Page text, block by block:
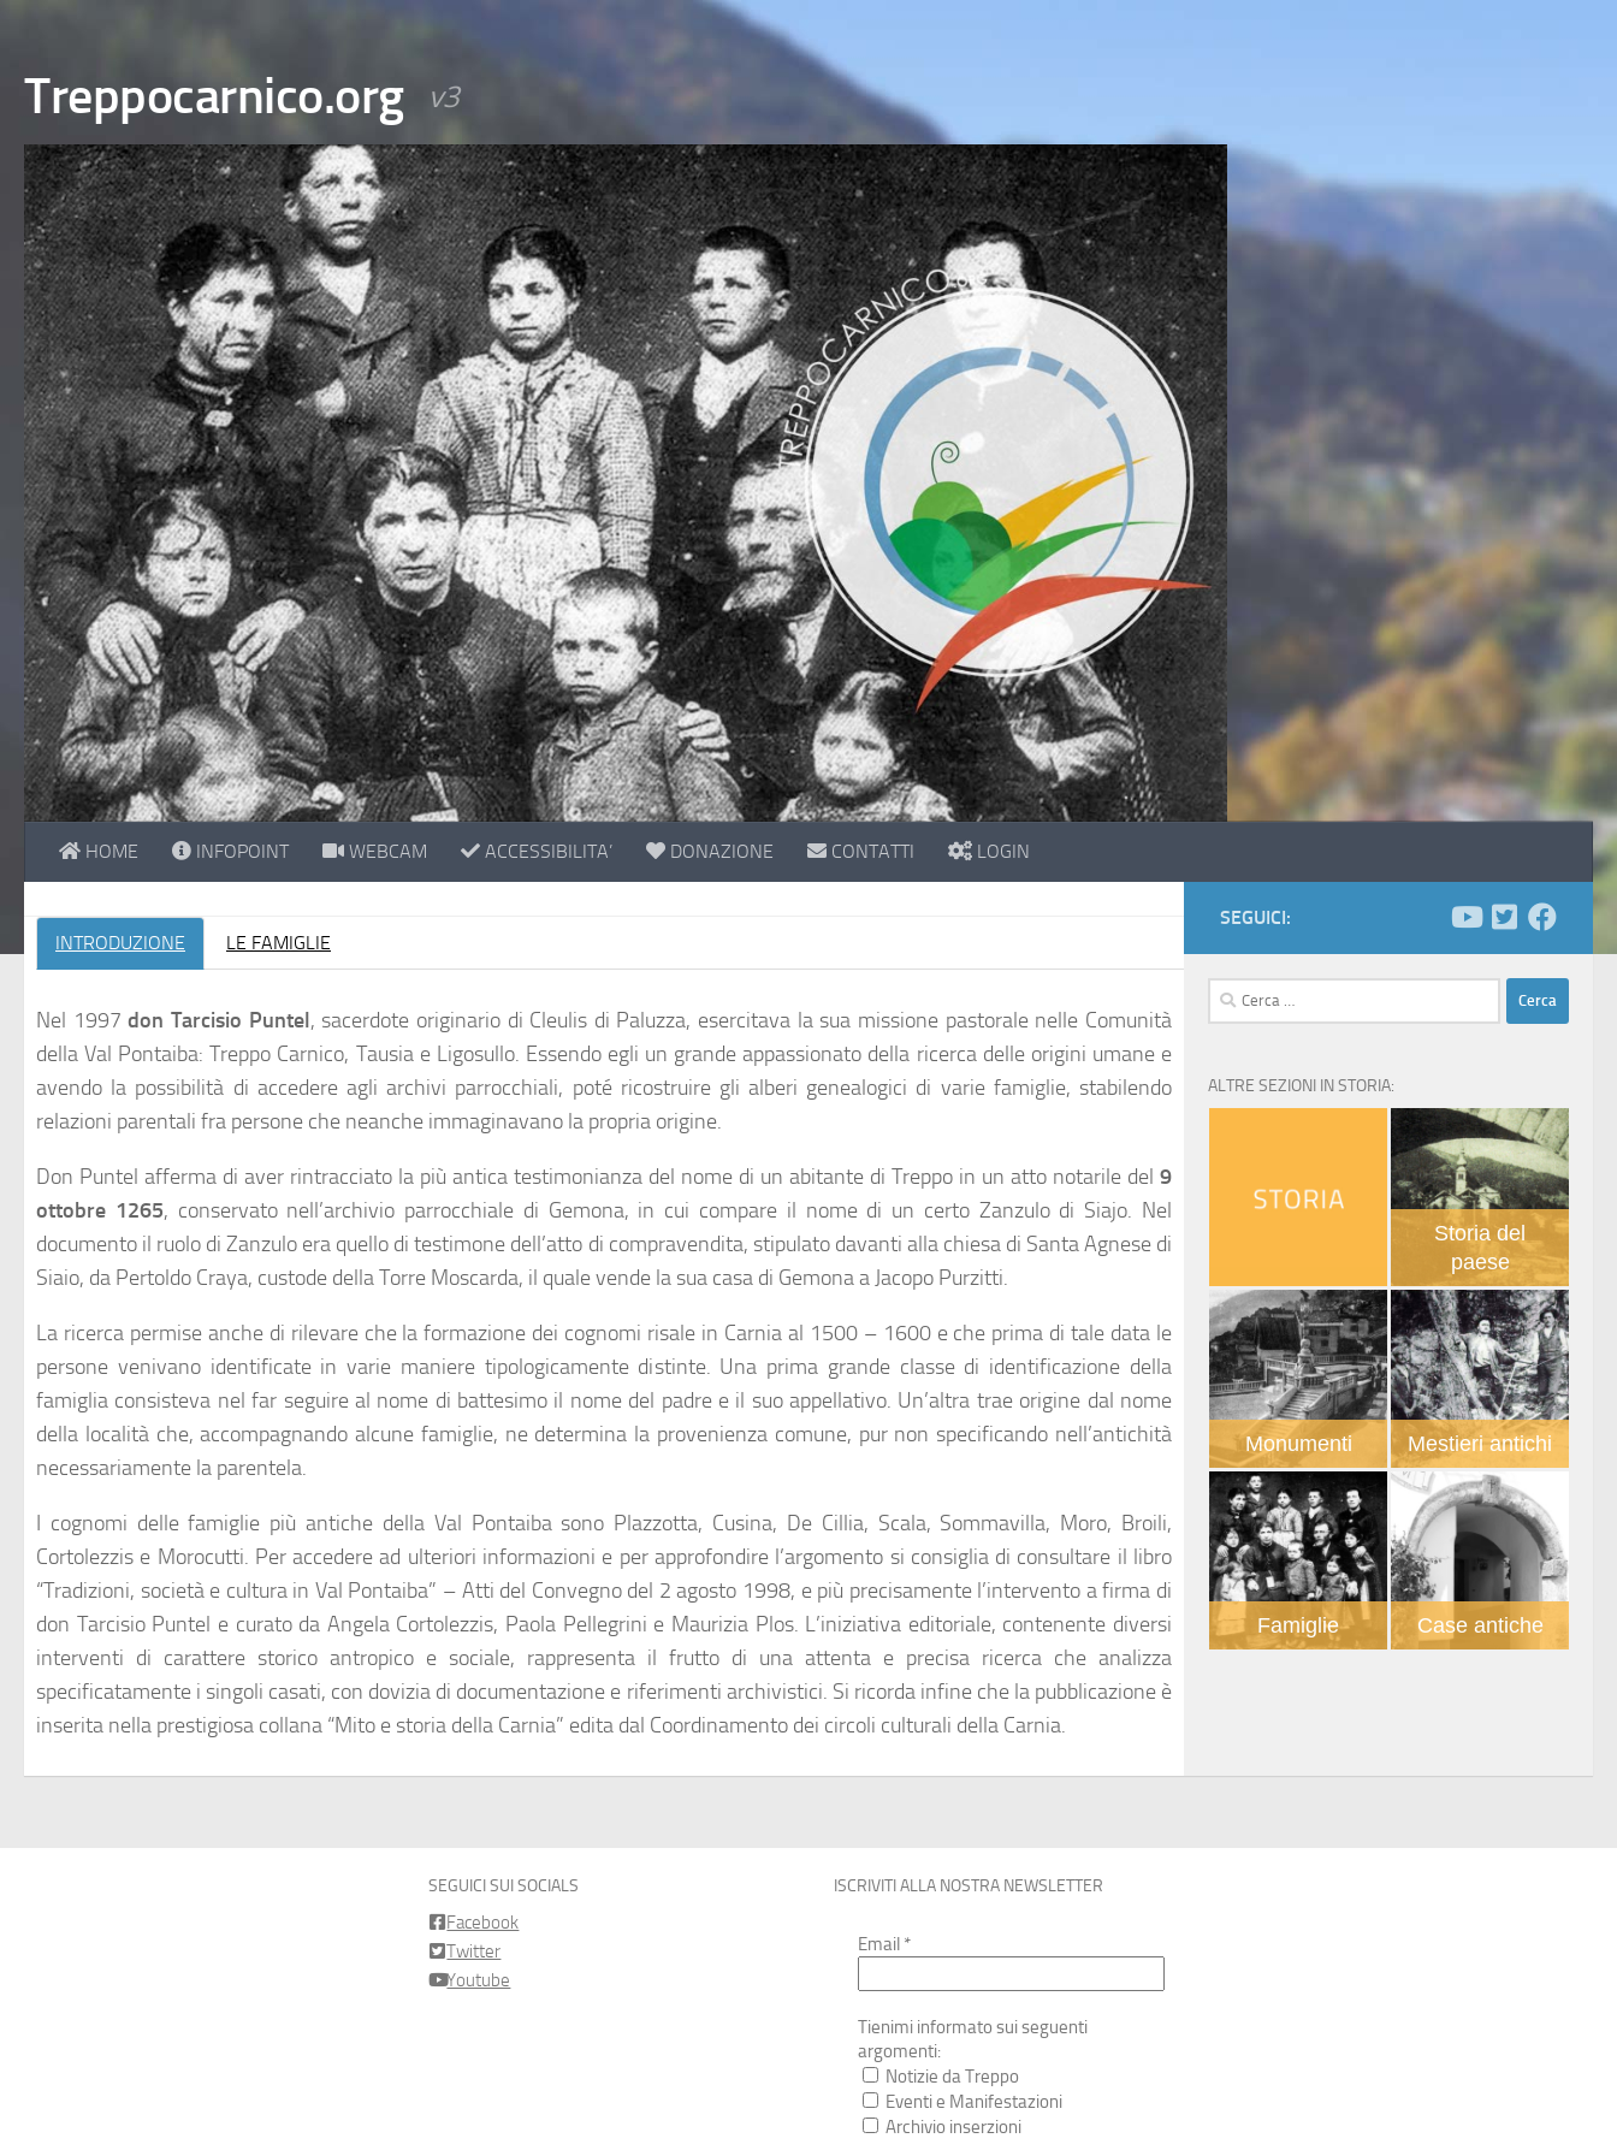
Treppocarnico.org v3
HOME INFOPOINT WEBCAM ACCESSIBILITA’ DONAZIONE CONTATTI LOGIN
INTRODUZIONE LE FAMIGLIE
Nel 1997don Tarcisio Puntel, sacerdote originario di Cleulis di Paluzza, esercitava la sua missione pastorale nelle Comunità
della Val Pontaiba: Treppo Carnico, Tausia e Ligosullo. Essendo egli un grande appassionato della ricerca delle origini umane e
avendo la possibilità di accedere agli archivi parrocchiali, poté ricostruire gli alberi genealogici di varie famiglie, stabilendo
relazioni parentali fra persone che neanche immaginavano la propria origine.
Don Puntel afferma di aver rintracciato la più antica testimonianza del nome di un abitante di Treppo in un atto notarile del 9
ottobre 1265, conservato nell’archivio parrocchiale di Gemona, in cui compare il nome di un certo Zanzulo di Siajo. Nel
documento il ruolo di Zanzulo era quello di testimone dell’atto di compravendita, stipulato davanti alla chiesa di Santa Agnese di
Siaio, da Pertoldo Craya, custode della Torre Moscarda, il quale vende la sua casa di Gemona a Jacopo Purzitti.
La ricerca permise anche di rilevare che la formazione dei cognomi risale in Carnia al 1500 – 1600 e che prima di tale data le
persone venivano identificate in varie maniere tipologicamente distinte. Una prima grande classe di identificazione della
famiglia consisteva nel far seguire al nome di battesimo il nome del padre e il suo appellativo. Un’altra trae origine dal nome
della località che, accompagnando alcune famiglie, ne determina la provenienza comune, pur non specificando nell’antichità
necessariamente la parentela.
I cognomi delle famiglie più antiche della Val Pontaiba sono Plazzotta, Cusina, De Cillia, Scala, Sommavilla, Moro, Broili,
Cortolezzis e Morocutti. Per accedere ad ulteriori informazioni e per approfondire l’argomento si consiglia di consultare il libro
“Tradizioni, società e cultura in Val Pontaiba” – Atti del Convegno del 2 agosto 1998, e più precisamente l’intervento a firma di
don Tarcisio Puntel e curato da Angela Cortolezzis, Paola Pellegrini e Maurizia Plos. L’iniziativa editoriale, contenente diversi
interventi di carattere storico antropico e sociale, rappresenta il frutto di una attenta e precisa ricerca che analizza
specificatamente i singoli casati, con dovizia di documentazione e riferimenti archivistici. Si ricorda infine che la pubblicazione è
inserita nella prestigiosa collana “Mito e storia della Carnia” edita dal Coordinamento dei circoli culturali della Carnia.
SEGUICI:
Ricerca
per:
ALTRE SEZIONI IN STORIA:
Storia del
paese
Monumenti Mestieri antichi
Famiglie Case antiche
SEGUICI SUI SOCIALS
Facebook
Twitter
Youtube
ISCRIVITI ALLA NOSTRA NEWSLETTER
Email *
Tienimi informato sui seguenti
argomenti:
Notizie da Treppo
Eventi e Manifestazioni
Archivio inserzioni